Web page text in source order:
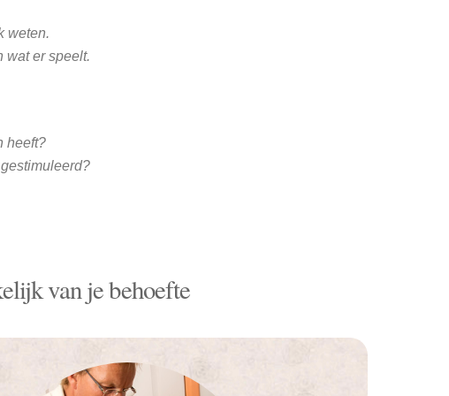
weten.
wat er speelt.
heeft?
van je behoefte